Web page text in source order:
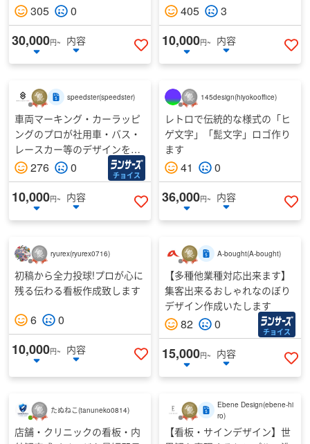
305 0
30,000円~
内容
いいねする
405 3
10,000円~
内容
い
speedster(speedster)
車両マーキング・カーラッピ
ングのプロが社用車・バス・
レースカー等のデザインをし
ます276 0 チョイス
10,000円~
内容
いいねする
145design(hiyokooffice)
レトロで伝統的な様式の「ヒ
ゲ文字」「髭文字」ロゴ作り
ます
41 0
36,000円~
内容
い
ryurex(ryurex0716)
初稿から全力投球!プロが心に
残る伝わる看板作成致します
6 0
10,000円~
内容
いいねする
A-bought(A-bought)
【多種他業種対応出来ます】
集客出来るおしゃれなのぼり
デザイン作成いたします
82 0 チョイス
15,000円~
内容
い
たぬねこ(tanuneko0814)
店舗・クリニックの看板・内
Ebene Design(ebene-hi
ro)
【看板・サインデザイン】世